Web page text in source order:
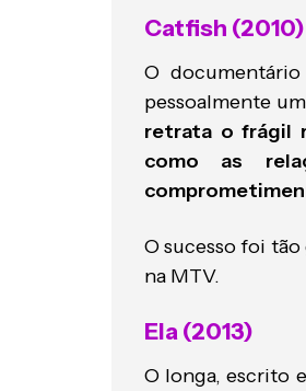
Catfish (2010)
O
pessoalmente
retrata o frágil
como as
O sucesso foi
na MTV.
Ela (2013)
O longa, escrito